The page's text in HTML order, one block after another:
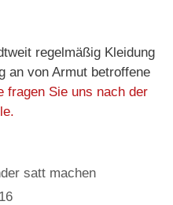
regelmäßig Kleidung
an von Armut betroffene
fragen Sie uns nach der
satt machen